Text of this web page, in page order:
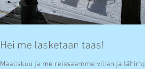
Hei me lasketaan taas!
Maaliskuu ja me reissaamme villan ja